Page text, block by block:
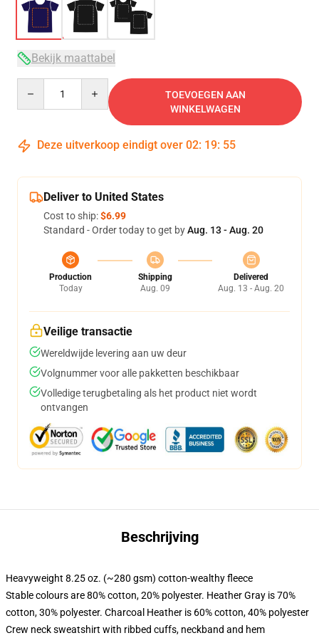
Bekijk maattabel
TOEVOEGEN AAN
WINKELWAGEN
Deze uitverkoop eindigt over 02: 19: 54
Deliver to United States
Cost to ship:$6.99
Standard - Order today to get byAug. 13 - Aug. 20
Production
Today
Shipping
Aug. 09
Delivered
Aug. 13 - Aug. 20
Veilige transactie
Wereldwijde levering aan uw deur
Volgnummer voor alle pakketten beschikbaar
Volledige terugbetaling als het product niet wordt
ontvangen
Beschrijving
Heavyweight 8.25 oz. (~280 gsm) cotton-wealthy fleece
Stable colours are 80% cotton, 20% polyester. Heather Gray is 70%
cotton, 30% polyester. Charcoal Heather is 60% cotton, 40% polyester
Crew neck sweatshirt with ribbed cuffs, neckband and hem